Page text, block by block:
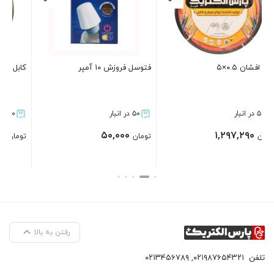
فتوسل فروزش ۱۰ آمپر
۵۰ در انبار
تومان۵۰,۰۰۰
کابل افشان ۱×۵
۵۰ در انبار
تومان۲,۲۰۱,۲۰۰
رفتن به بالا
تلفن ۰۲۱۹۸۷۶۵۴۳۲۱, ۰۲۱۳۴۵۶۷۸۹